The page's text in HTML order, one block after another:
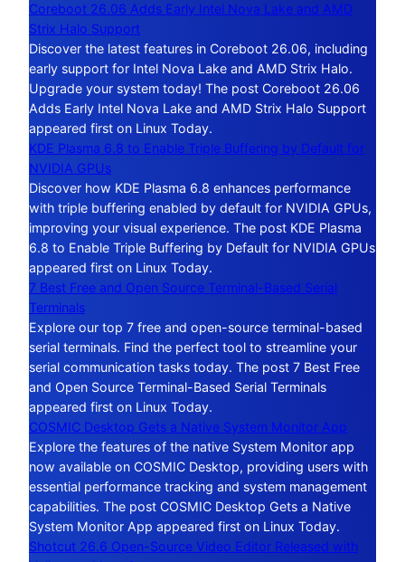
Coreboot 26.06 Adds Early Intel Nova Lake and AMD
Strix Halo Support
Discover the latest features in Coreboot 26.06, including
early support for Intel Nova Lake and AMD Strix Halo.
Upgrade your system today! The post Coreboot 26.06
Adds Early Intel Nova Lake and AMD Strix Halo Support
appeared first on Linux Today.
KDE Plasma 6.8 to Enable Triple Buffering by Default for
NVIDIA GPUs
Discover how KDE Plasma 6.8 enhances performance
with triple buffering enabled by default for NVIDIA GPUs,
improving your visual experience. The post KDE Plasma
6.8 to Enable Triple Buffering by Default for NVIDIA GPUs
appeared first on Linux Today.
7 Best Free and Open Source Terminal-Based Serial
Terminals
Explore our top 7 free and open-source terminal-based
serial terminals. Find the perfect tool to streamline your
serial communication tasks today. The post 7 Best Free
and Open Source Terminal-Based Serial Terminals
appeared first on Linux Today.
COSMIC Desktop Gets a Native System Monitor App
Explore the features of the native System Monitor app
now available on COSMIC Desktop, providing users with
essential performance tracking and system management
capabilities. The post COSMIC Desktop Gets a Native
System Monitor App appeared first on Linux Today.
Shotcut 26.6 Open-Source Video Editor Released with